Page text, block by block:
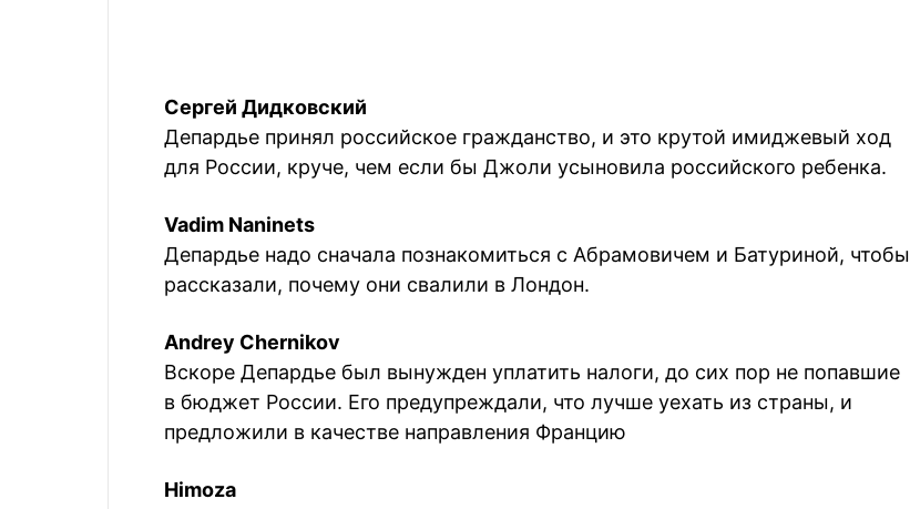
Сергей Дидковский
Депардье принял российское гражданство, и это крутой имиджевый ход
для России, круче, чем если бы Джоли усыновила российского ребенка.
Vadim Naninets
Депардье надо сначала познакомиться с Абрамовичем и Батуриной, чтобы
рассказали, почему они свалили в Лондон.
Andrey Chernikov
Вскоре Депардье был вынужден уплатить налоги, до сих пор не попавшие
в бюджет России. Его предупреждали, что лучше уехать из страны, и
предложили в качестве направления Францию
Himoza